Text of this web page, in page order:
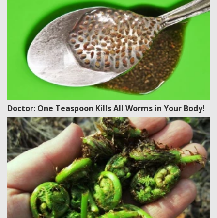
Doctor: One Teaspoon Kills All Worms in Your Body!